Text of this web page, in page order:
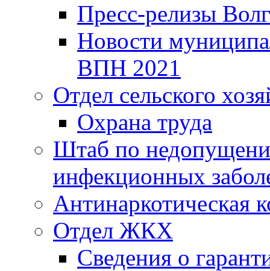
Пресс-релизы
Новости
ВПН 2021
Отдел сельского
Охрана труда
Штаб по
инфекционных
Антинаркотическая
Отдел ЖКХ
Сведения о